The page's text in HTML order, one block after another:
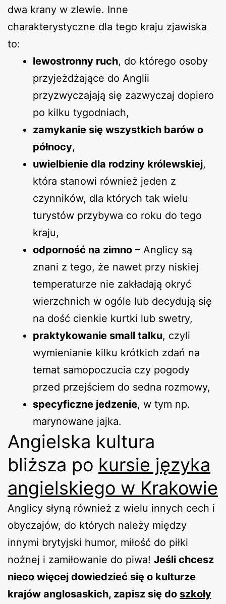
dwa krany w zlewie. Inne
charakterystyczne dla tego kraju zjawiska
to:
lewostronny ruch, do którego osoby
przyjeżdżające do Anglii
przyzwyczajają się zazwyczaj dopiero
po kilku tygodniach,
zamykanie się wszystkich barów o
północy,
uwielbienie dla rodziny królewskiej,
która stanowi również jeden z
czynników, dla których tak wielu
turystów przybywa co roku do tego
kraju,
odporność na zimno – Anglicy są
znani z tego, że nawet przy niskiej
temperaturze nie zakładają okryć
wierzchnich w ogóle lub decydują się
na dość cienkie kurtki lub swetry,
praktykowanie small talku, czyli
wymienianie kilku krótkich zdań na
temat samopoczucia czy pogody
przed przejściem do sedna rozmowy,
specyficzne jedzenie, w tym np.
marynowane jajka.
Angielska kultura
bliższa po kursie języka
angielskiego w Krakowie
Anglicy słyną również z wielu innych cech i
obyczajów, do których należy między
innymi brytyjski humor, miłość do piłki
nożnej i zamiłowanie do piwa! Jeśli chcesz
nieco więcej dowiedzieć się o kulturze
krajów anglosaskich, zapisz się do szkoły